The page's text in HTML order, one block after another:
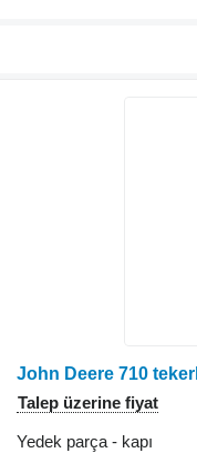
John Deere 710
Talep üzerine fiyat
Yedek parça - kapı